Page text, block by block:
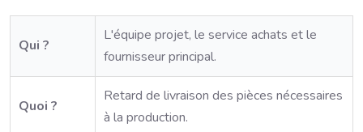
Qui ?
L'équipe projet, le service achats et le
fournisseur principal.
Quoi ?
Retard de livraison des pièces nécessaires
à la production.